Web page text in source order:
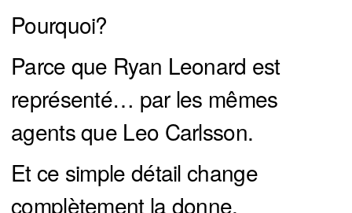
Pourquoi?
Parce que Ryan Leonard est
représenté… par les mêmes
agents que Leo Carlsson.
Et ce simple détail change
complètement la donne.